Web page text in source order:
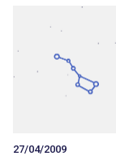
27/04/2009